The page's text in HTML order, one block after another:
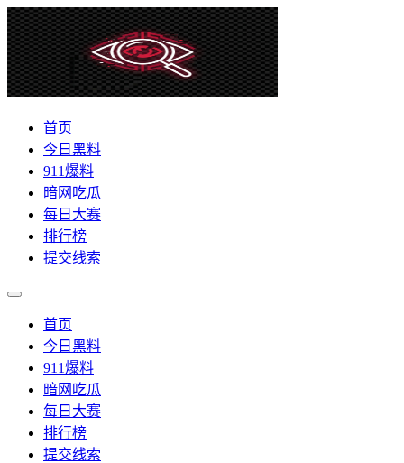
首页
今日黑料
911爆料
暗网吃瓜
每日大赛
排行榜
提交线索
首页
今日黑料
911爆料
暗网吃瓜
每日大赛
排行榜
提交线索